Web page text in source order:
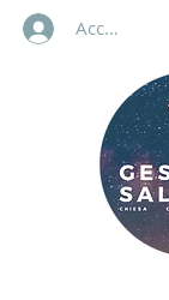
Accedi